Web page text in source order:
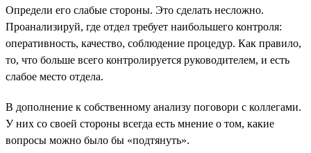
Определи его слабые стороны. Это сделать несложно.
Проанализируй, где отдел требует наибольшего контроля:
оперативность, качество, соблюдение процедур. Как правило,
то, что больше всего контролируется руководителем, и есть
слабое место отдела.
В дополнение к собственному анализу поговори с коллегами.
У них со своей стороны всегда есть мнение о том, какие
вопросы можно было бы «подтянуть».